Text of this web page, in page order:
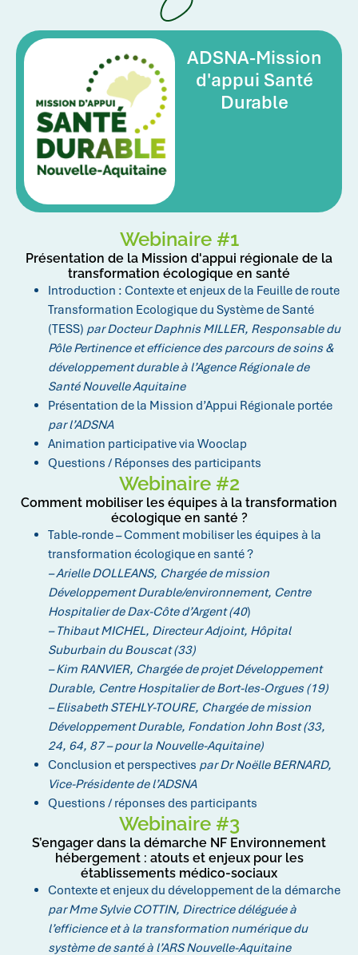
ADSNA-Mission
d'appui Santé
Durable
Webinaire #1
Présentation de la Mission d'appui régionale de la
transformation écologique en santé
Introduction : Contexte et enjeux de la Feuille de route
Transformation Ecologique du Système de Santé
(TESS) par Docteur Daphnis MILLER, Responsable du
Pôle Pertinence et efficience des parcours de soins &
développement durable à l’Agence Régionale de
Santé Nouvelle Aquitaine
Présentation de la Mission d’Appui Régionale portée
par l’ADSNA
Animation participative via Wooclap
Questions / Réponses des participants
Webinaire #2
Comment mobiliser les équipes à la transformation
écologique en santé ?
Table-ronde – Comment mobiliser les équipes à la
transformation écologique en santé ?
– Arielle DOLLEANS, Chargée de mission
Développement Durable/environnement, Centre
Hospitalier de Dax-Côte d’Argent (40)
– Thibaut MICHEL, Directeur Adjoint, Hôpital
Suburbain du Bouscat (33)
– Kim RANVIER, Chargée de projet Développement
Durable, Centre Hospitalier de Bort-les-Orgues (19)
– Elisabeth STEHLY-TOURE, Chargée de mission
Développement Durable, Fondation John Bost (33,
24, 64, 87 – pour la Nouvelle-Aquitaine)
Conclusion et perspectives par Dr Noëlle BERNARD,
Vice-Présidente de l’ADSNA
Questions / réponses des participants
Webinaire #3
S’engager dans la démarche NF Environnement
hébergement : atouts et enjeux pour les
établissements médico-sociaux
Contexte et enjeux du développement de la démarche
par Mme Sylvie COTTIN, Directrice déléguée à
l’efficience et à la transformation numérique du
système de santé à l’ARS Nouvelle-Aquitaine